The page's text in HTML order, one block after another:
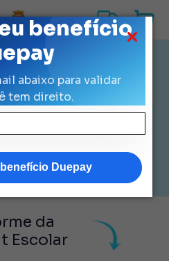
benefício
abaixo para validar
tem direito.
Duepay
-auxílio
escolarda
Paulo
atendidos
da
Escolar